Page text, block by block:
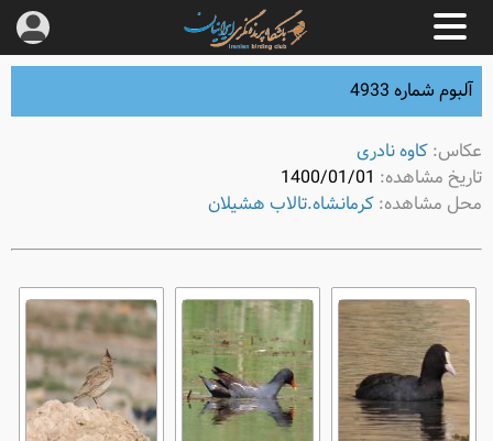
آلبوم شماره 4933
عکاس:کاوه نادری
تاریخ مشاهده: 1400/01/01
محل مشاهده:کرمانشاه.تالاب هشیلان